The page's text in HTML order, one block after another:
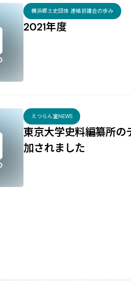
2021年度
横浜郷土史団体 連絡協議会の歩み
東京大学史料編纂所
加されました
えつらん室NEWS